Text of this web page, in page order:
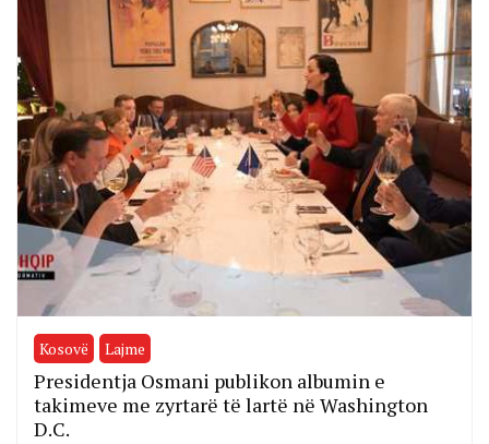
Kosovë Lajme
Presidentja Osmani publikon albumin e
takimeve me zyrtarë të lartë në Washington
D.C.